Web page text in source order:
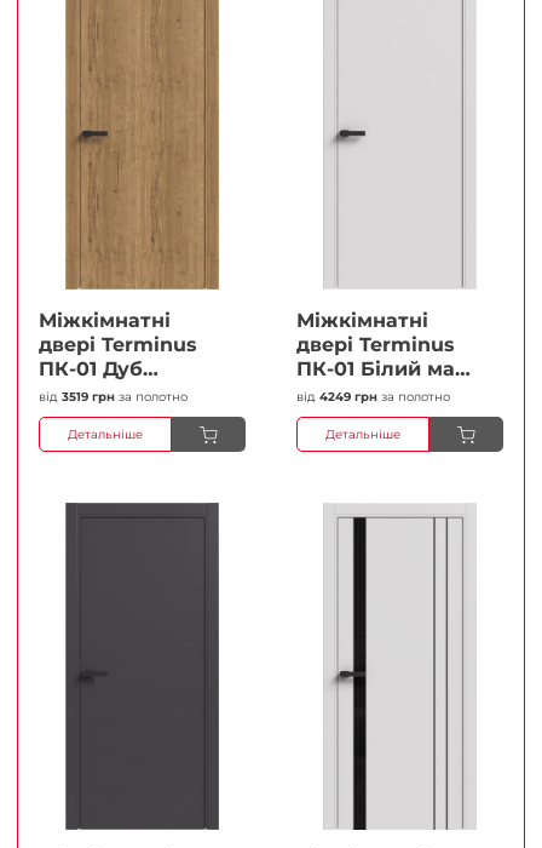
Міжкімнатні
двері Terminus
ПК-01 Дуб
античний Глухі
Плівка
від 3519 грн за полотно
Детальніше
Міжкімнатні
двері Terminus
ПК-01 Білий мат
(Термінус) Глухі
Плівка
від 4249 грн за полотно
Детальніше